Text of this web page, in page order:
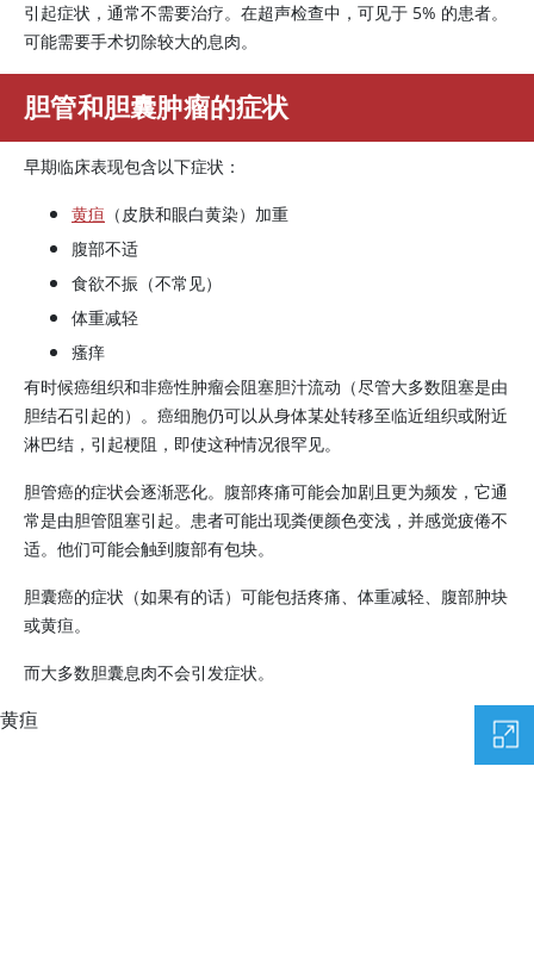
引起症状，通常不需要治疗。在超声检查中，可见于 5% 的患者。
可能需要手术切除较大的息肉。
胆管和胆囊肿瘤的症状
早期临床表现包含以下症状：
黄疸 （皮肤和眼白黄染）加重
腹部不适
食欲不振（不常见）
体重减轻
瘙痒
有时候癌组织和非癌性肿瘤会阻塞胆汁流动（尽管大多数阻塞是由
胆结石引起的）。癌细胞仍可以从身体某处转移至临近组织或附近
淋巴结，引起梗阻，即使这种情况很罕见。
胆管癌的症状会逐渐恶化。腹部疼痛可能会加剧且更为频发，它通
常是由胆管阻塞引起。患者可能出现粪便颜色变浅，并感觉疲倦不
适。他们可能会触到腹部有包块。
胆囊癌的症状（如果有的话）可能包括疼痛、体重减轻、腹部肿块
或黄疸。
而大多数胆囊息肉不会引发症状。
黄疸